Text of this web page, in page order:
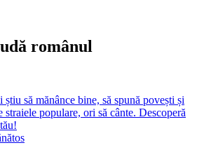
românul
știu să mănânce bine, să spună povești și
straiele populare, ori să cânte. Descoperă